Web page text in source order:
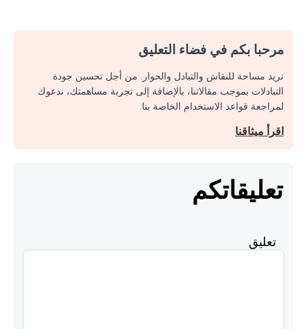
مرحبا بكم في فضاء التعليق
نريد مساحة للنقاش والتبادل والحوار. من أجل تحسين جودة
التبادلات بموجب مقالاتنا، بالإضافة إلى تجربة مساهمتك، ندعوك
لمراجعة قواعد الاستخدام الخاصة بنا.
اقرأ ميثاقنا
تعليقاتكم
تعليق